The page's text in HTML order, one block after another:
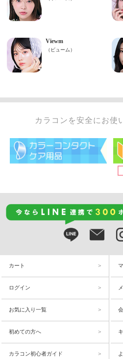
カラコンを安全にお使
カート
ログイン
お気に入り一覧
初めての方へ
カラコン初心者ガイド